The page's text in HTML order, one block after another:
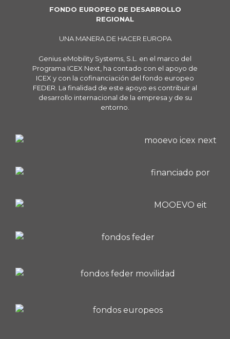
FONDO EUROPEO DE DESARROLLO
REGIONAL
UNA MANERA DE HACER EUROPA
Genius eMobility Systems, S.L. en el marco del
Programa ICEX Next, ha contado con el apoyo de
ICEX y con la cofinanciación del fondo europeo
FEDER. La finalidad de este apoyo es contribuir al
desarrollo internacional de la empresa y de su
entorno.